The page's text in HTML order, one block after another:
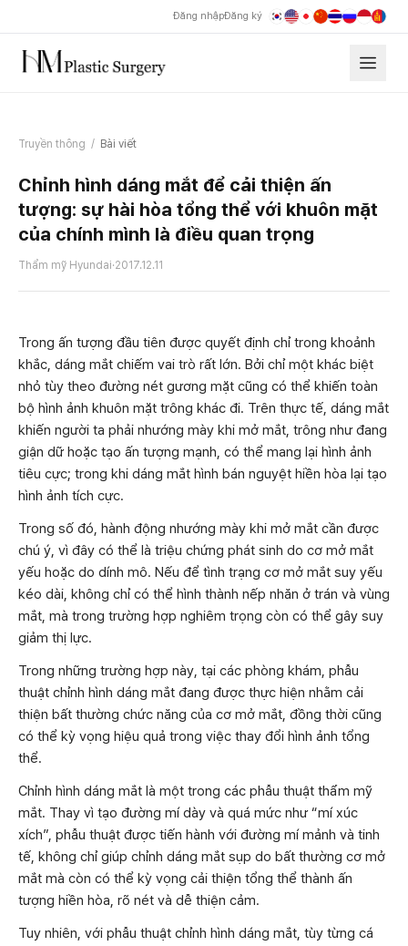
Đăng nhậpĐăng ký
Truyền thông / Bài viết
Chỉnh hình dáng mắt để cải thiện ấn
tượng: sự hài hòa tổng thể với khuôn mặt
của chính mình là điều quan trọng
Thẩm mỹ Hyundai·2017.12.11
Trong ấn tượng đầu tiên được quyết định chỉ trong khoảnh
khắc, dáng mắt chiếm vai trò rất lớn. Bởi chỉ một khác biệt
nhỏ tùy theo đường nét gương mặt cũng có thể khiến toàn
bộ hình ảnh khuôn mặt trông khác đi. Trên thực tế, dáng mắt
khiến người ta phải nhướng mày khi mở mắt, trông như đang
giận dữ hoặc tạo ấn tượng mạnh, có thể mang lại hình ảnh
tiêu cực; trong khi dáng mắt hình bán nguyệt hiền hòa lại tạo
hình ảnh tích cực.
Trong số đó, hành động nhướng mày khi mở mắt cần được
chú ý, vì đây có thể là triệu chứng phát sinh do cơ mở mắt
yếu hoặc do dính mô. Nếu để tình trạng cơ mở mắt suy yếu
kéo dài, không chỉ có thể hình thành nếp nhăn ở trán và vùng
mắt, mà trong trường hợp nghiêm trọng còn có thể gây suy
giảm thị lực.
Trong những trường hợp này, tại các phòng khám, phẫu
thuật chỉnh hình dáng mắt đang được thực hiện nhằm cải
thiện bất thường chức năng của cơ mở mắt, đồng thời cũng
có thể kỳ vọng hiệu quả trong việc thay đổi hình ảnh tổng
thể.
Chỉnh hình dáng mắt là một trong các phẫu thuật thẩm mỹ
mắt. Thay vì tạo đường mí dày và quá mức như “mí xúc
xích”, phẫu thuật được tiến hành với đường mí mảnh và tinh
tế, không chỉ giúp chỉnh dáng mắt sụp do bất thường cơ mở
mắt mà còn có thể kỳ vọng cải thiện tổng thể thành ấn
tượng hiền hòa, rõ nét và dễ thiện cảm.
Tuy nhiên, với phẫu thuật chỉnh hình dáng mắt, tùy từng cá